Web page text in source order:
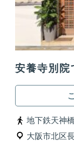
安養寺別院
地下鉄天神
大阪市北区